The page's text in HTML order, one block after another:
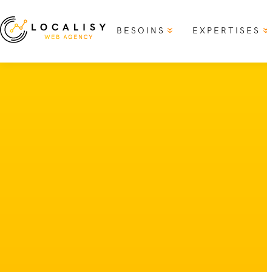
BESOINS EXPERTISES